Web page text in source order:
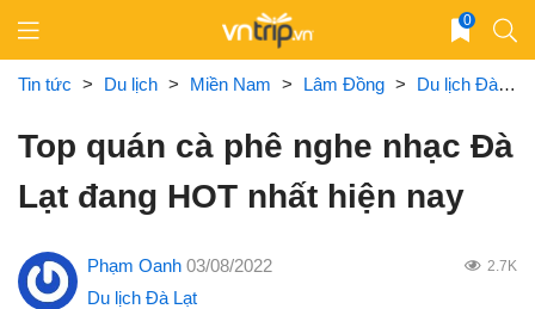
content
0
Tin tức > Du lịch > Miền Nam > Lâm Đồng > Du lịch Đà Lạt
Top quán cà phê nghe nhạc Đà
Lạt đang HOT nhất hiện nay
Phạm Oanh 03/08/2022 2.7K
Du lịch Đà Lạt